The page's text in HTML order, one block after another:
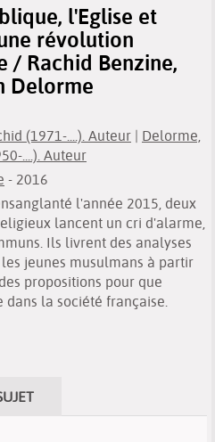
l'Eglise et
révolution
/ Rachid Benzine,
Delorme
(1971-....). Auteur | Delorme,
....). Auteur
- 2016
l'année 2015, deux
lancent un cri d'alarme,
Ils livrent des analyses
jeunes musulmans à partir
propositions pour que
la société française.